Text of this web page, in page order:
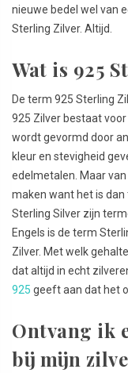
nieuwe bedel wel van
Sterling Zilver. Altijd.
Wat is 925
De term 925 Sterling
925 Zilver bestaat voor
wordt gevormd door
kleur en stevigheid
edelmetalen. Maar
maken want het is dan
Sterling Silver zijn
Engels is de term
Zilver. Met welk
dat altijd in echt
925 geeft aan dat het
Ontvang ik
bij mijn